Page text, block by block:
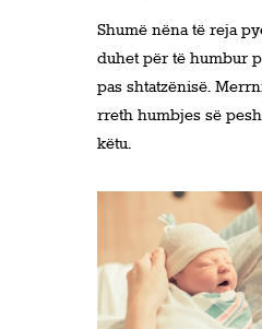
Shumë nëna të reja
duhet për të humbur
pas shtatzënisë.
rreth humbjes së
këtu.